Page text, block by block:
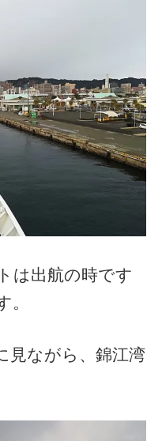
は出航の時です
。
見ながら、錦江湾